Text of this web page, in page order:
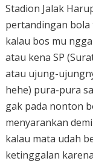
Stadion Jalak
pertandingan bola
kalau bos mu
atau kena SP
atau ujung-
hehe) pura-pura
gak pada nonton
menyarankan
kalau mata udah
ketinggalan